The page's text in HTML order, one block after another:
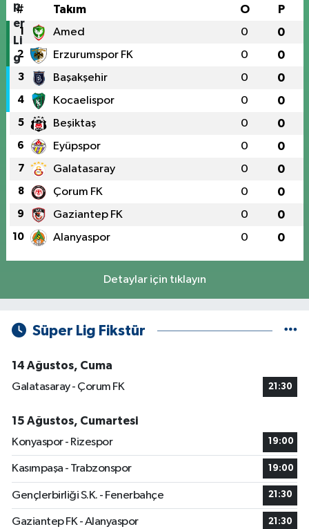
# Takım O P
1 Amed 0 0
2 Erzurumspor FK 0 0
3 Başakşehir 0 0
4 Kocaelispor 0 0
5 Beşiktaş 0 0
6 Eyüpspor 0 0
7 Galatasaray 0 0
8 Çorum FK 0 0
9 Gaziantep FK 0 0
10 Alanyaspor 0 0
Detaylar için tıklayın
Süper Lig Fikstür
14 Ağustos, Cuma
Galatasaray - Çorum FK
21:30
15 Ağustos, Cumartesi
Konyaspor - Rizespor
19:00
Kasımpaşa - Trabzonspor 19:00
Gençlerbirliği S.K. - Fenerbahçe 21:30
Gaziantep FK - Alanyaspor 21:30